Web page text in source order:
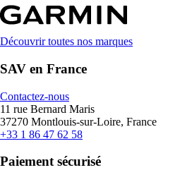
Découvrir toutes nos marques
SAV en France
Contactez-nous
11 rue Bernard Maris
37270 Montlouis-sur-Loire, France
+33 1 86 47 62 58
Paiement sécurisé